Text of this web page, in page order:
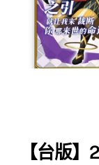
【台版